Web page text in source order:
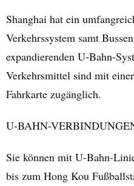
Shanghai hat ein
Verkehrssystem samt
expandierenden U-Bahn-
Verkehrsmittel sind mit
Fahrkarte zugänglich.
U-BAHN-
Sie können mit U-Bahn-
bis zum Hong Kou